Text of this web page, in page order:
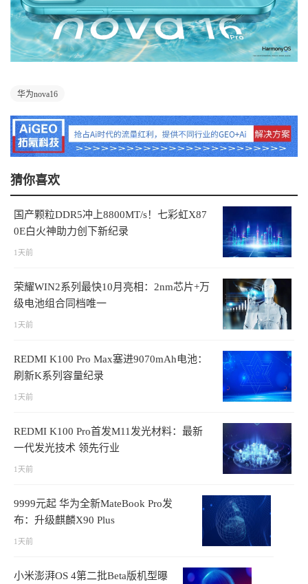
华为nova16
猜你喜欢
国产颗粒DDR5冲上8800MT/s！七彩虹X87
0E白火神助力创下新纪录
1天前
荣耀WIN2系列最快10月亮相：2nm芯片+万
级电池组合同档唯一
1天前
REDMI K100 Pro Max塞进9070mAh电池：
刷新K系列容量纪录
1天前
REDMI K100 Pro首发M11发光材料：最新
一代发光技术 领先行业
1天前
9999元起 华为全新MateBook Pro发
布：升级麒麟X90 Plus
1天前
小米澎湃OS 4第二批Beta版机型曝